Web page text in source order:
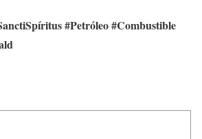
#Petróleo #Combustible